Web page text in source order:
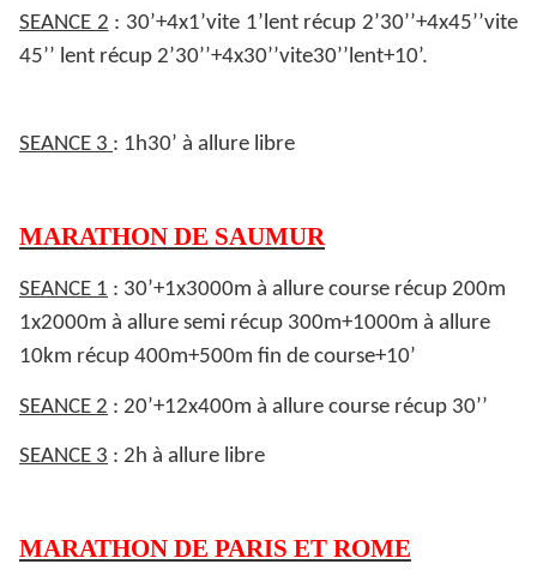
SEANCE 2 : 30’+4x1’vite 1’lent récup 2’30’’+4x45’’vite
45’’ lent récup 2’30’’+4x30’’vite30’’lent+10’.
SEANCE 3 : 1h30’ à allure libre
MARATHON DE SAUMUR
SEANCE 1 : 30’+1x3000m à allure course récup 200m
1x2000m à allure semi récup 300m+1000m à allure
10km récup 400m+500m fin de course+10’
SEANCE 2 : 20’+12x400m à allure course récup 30’’
SEANCE 3 : 2h à allure libre
MARATHON DE PARIS ET ROME